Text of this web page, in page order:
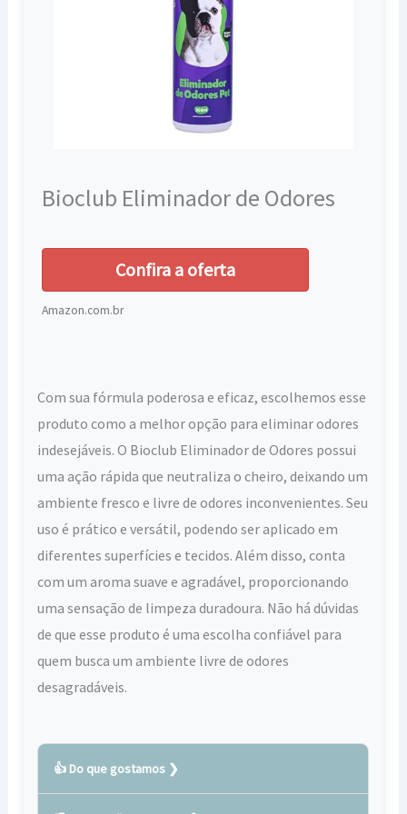
Bioclub Eliminador de Odores
Confira a oferta
Amazon.com.br
Com sua fórmula poderosa e eficaz, escolhemos esse
produto como a melhor opção para eliminar odores
indesejáveis. O Bioclub Eliminador de Odores possui
uma ação rápida que neutraliza o cheiro, deixando um
ambiente fresco e livre de odores inconvenientes. Seu
uso é prático e versátil, podendo ser aplicado em
diferentes superfícies e tecidos. Além disso, conta
com um aroma suave e agradável, proporcionando
uma sensação de limpeza duradoura. Não há dúvidas
de que esse produto é uma escolha confiável para
quem busca um ambiente livre de odores
desagradáveis.
👍 Do que gostamos